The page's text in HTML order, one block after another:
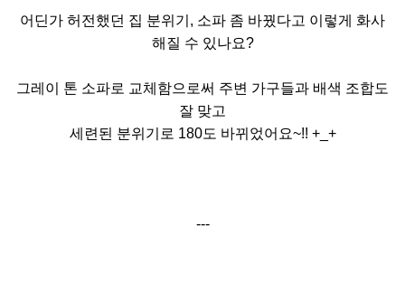
어딘가 허전했던 집 분위기, 소파 좀 바꿨다고 이렇게 화사
해질 수 있나요?
그레이 톤 소파로 교체함으로써 주변 가구들과 배색 조합도
잘 맞고
세련된 분위기로 180도 바뀌었어요~!! +_+
---